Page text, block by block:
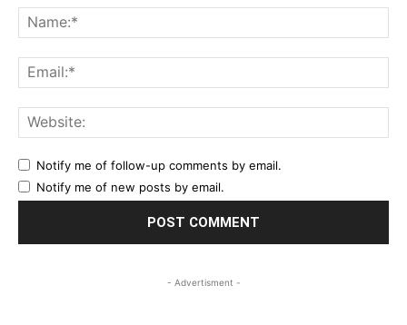
Notify me of follow-up comments by email.
Notify me of new posts by email.
- Advertisment -